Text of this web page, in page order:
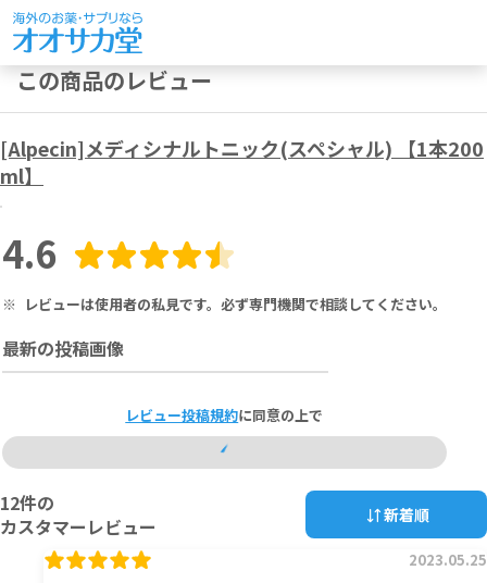
この商品のレビュー
[Alpecin]メディシナルトニック(スペシャル) 【1本200
ml】
4.6
※ レビューは使用者の私見です。必ず専門機関で相談してください。
最新の投稿画像
レビュー投稿規約に同意の上で
12件の
カスタマーレビュー
新着順
2023.05.25